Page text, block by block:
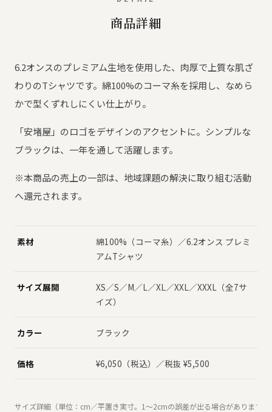
商品詳細
6.2オンスのプレミアム生地を使用した、肉厚で上質な肌ざ
わりのTシャツです。綿100%のコーマ糸を採用し、なめら
かで型くずれしにくい仕上がり。
「安堵屋」のロゴをデザインのアクセントに。シンプルな
ブラックは、一年を通して活躍します。
※本商品の売上の一部は、地域課題の解決に取り組む活動
へ還元されます。
素材
綿100%（コーマ糸）／6.2オンス プレミ
アムTシャツ
サイズ展開
XS／S／M／L／XL／XXL／XXXL（全7サ
イズ）
カラー ブラック
価格 ¥6,050（税込）／税抜 ¥5,500
サイズ詳細（単位：cm／平置き実寸。1〜2cmの誤差が出る場合があります）